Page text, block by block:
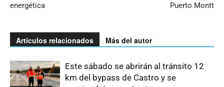
energética
Puerto Montt
Artículos relacionados Más del autor
Este sábado se abrirán al tránsito 12
km del bypass de Castro y se